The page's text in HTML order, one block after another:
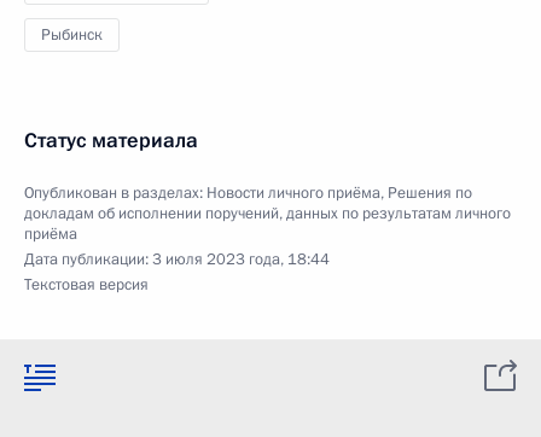
Рыбинск
Статус материала
Опубликован в разделах: Новости личного приёма, Решения по
докладам об исполнении поручений, данных по результатам личного
приёма
Дата публикации:3 июля 2023 года, 18:44
Текстовая версия